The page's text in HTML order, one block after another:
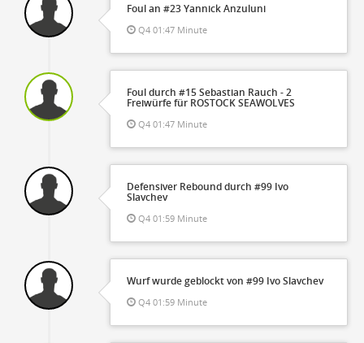
Foul an #23 Yannick Anzuluni
Q4 01:47 Minute
Foul durch #15 Sebastian Rauch - 2
Freiwürfe für ROSTOCK SEAWOLVES
Q4 01:47 Minute
Defensiver Rebound durch #99 Ivo
Slavchev
Q4 01:59 Minute
Wurf wurde geblockt von #99 Ivo Slavchev
Q4 01:59 Minute